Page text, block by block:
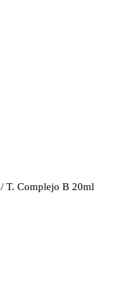
/ T. Complejo B 20ml